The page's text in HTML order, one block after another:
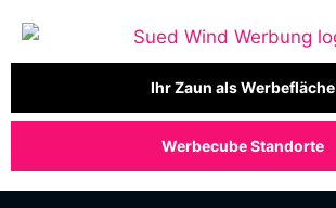
Ihr Zaun als Werbefläche
Werbecube Standorte